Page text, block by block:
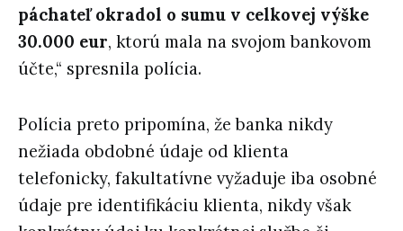
páchateľ okradol o sumu v celkovej výške
30.000 eur, ktorú mala na svojom bankovom
účte,“ spresnila polícia.
Polícia preto pripomína, že banka nikdy
nežiada obdobné údaje od klienta
telefonicky, fakultatívne vyžaduje iba osobné
údaje pre identifikáciu klienta, nikdy však